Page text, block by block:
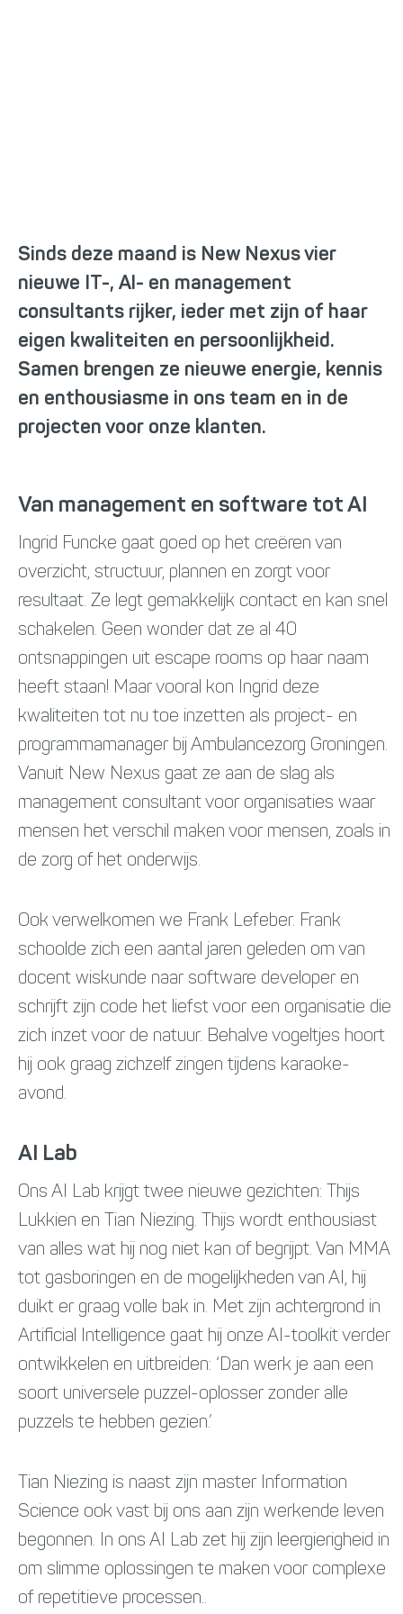
Sinds deze maand is New Nexus vier
nieuwe IT-, AI- en management
consultants rijker, ieder met zijn of haar
eigen kwaliteiten en persoonlijkheid.
Samen brengen ze nieuwe energie, kennis
en enthousiasme in ons team en in de
projecten voor onze klanten.
Van management en software tot AI
Ingrid Funcke gaat goed op het creëren van
overzicht, structuur, plannen en zorgt voor
resultaat. Ze legt gemakkelijk contact en kan snel
schakelen. Geen wonder dat ze al 40
ontsnappingen uit escape rooms op haar naam
heeft staan! Maar vooral kon Ingrid deze
kwaliteiten tot nu toe inzetten als project- en
programmamanager bij Ambulancezorg Groningen.
Vanuit New Nexus gaat ze aan de slag als
management consultant voor organisaties waar
mensen het verschil maken voor mensen, zoals in
de zorg of het onderwijs.
Ook verwelkomen we Frank Lefeber. Frank
schoolde zich een aantal jaren geleden om van
docent wiskunde naar software developer en
schrijft zijn code het liefst voor een organisatie die
zich inzet voor de natuur. Behalve vogeltjes hoort
hij ook graag zichzelf zingen tijdens karaoke-
avond.
AI Lab
Ons AI Lab krijgt twee nieuwe gezichten: Thijs
Lukkien en Tian Niezing. Thijs wordt enthousiast
van alles wat hij nog niet kan of begrijpt. Van MMA
tot gasboringen en de mogelijkheden van AI, hij
duikt er graag volle bak in. Met zijn achtergrond in
Artificial Intelligence gaat hij onze AI-toolkit verder
ontwikkelen en uitbreiden: ‘Dan werk je aan een
soort universele puzzel-oplosser zonder alle
puzzels te hebben gezien.’
Tian Niezing is naast zijn master Information
Science ook vast bij ons aan zijn werkende leven
begonnen. In ons AI Lab zet hij zijn leergierigheid in
om slimme oplossingen te maken voor complexe
of repetitieve processen..